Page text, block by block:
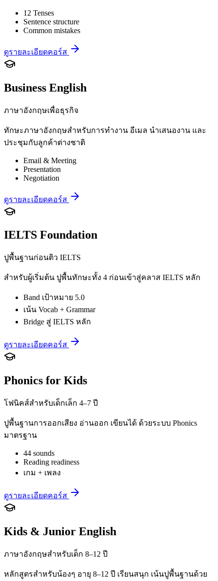
12 Tenses
Sentence structure
Common mistakes
ดูรายละเอียดคอร์ส
Business English
ภาษาอังกฤษเพื่อธุรกิจ
ทักษะภาษาอังกฤษสำหรับการทำงาน อีเมล นำเสนองาน และ
ประชุมกับลูกค้าต่างชาติ
Email & Meeting
Presentation
Negotiation
ดูรายละเอียดคอร์ส
IELTS Foundation
ปูพื้นฐานก่อนติว IELTS
สำหรับผู้เริ่มต้น ปูพื้นทักษะทั้ง 4 ก่อนเข้าสู่คลาส IELTS หลัก
Band เป้าหมาย 5.0
เน้น Vocab + Grammar
Bridge สู่ IELTS หลัก
ดูรายละเอียดคอร์ส
Phonics for Kids
โฟนิคส์สำหรับเด็กเล็ก 4–7 ปี
ปูพื้นฐานการออกเสียง อ่านออก เขียนได้ ด้วยระบบ Phonics
มาตรฐาน
44 sounds
Reading readiness
เกม + เพลง
ดูรายละเอียดคอร์ส
Kids & Junior English
ภาษาอังกฤษสำหรับเด็ก 8–12 ปี
หลักสูตรสำหรับน้องๆ อายุ 8–12 ปี เรียนสนุก เน้นปูพื้นฐานด้วย